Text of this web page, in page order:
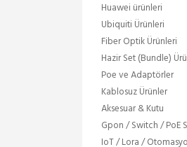
Huawei ürünleri
Ubiquiti Ürünleri
Fiber Optik Ürünleri
Hazir Set (Bundle)
Poe ve Adaptörler
Kablosuz Ürünler
Aksesuar & Kutu
Gpon / Switch / PoE
IoT / Lora /